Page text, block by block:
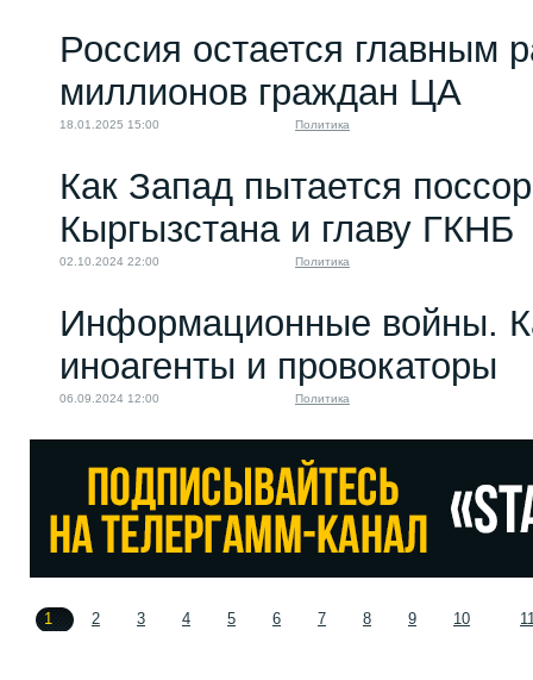
Россия остается главным
миллионов граждан ЦА
18.01.2025 15:00 Политика
Как Запад пытается
Кыргызстана и главу ГКНБ
02.10.2024 22:00 Политика
Информационные войны.
иноагенты и провокаторы
06.09.2024 12:00 Политика
1 2 3 4 5 6 7 8 9 10